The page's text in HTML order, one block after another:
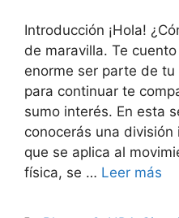
Introducción ¡Hola!
de maravilla. Te
enorme ser parte de
para continuar te
sumo interés. En esta
conocerás una
que se aplica al
física, se … Leer más